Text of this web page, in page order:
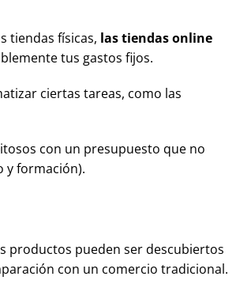
tiendas físicas, las tiendas online
tus gastos fijos.
ciertas tareas, como las
con un presupuesto que no
y formación).
productos pueden ser descubiertos
con un comercio tradicional.